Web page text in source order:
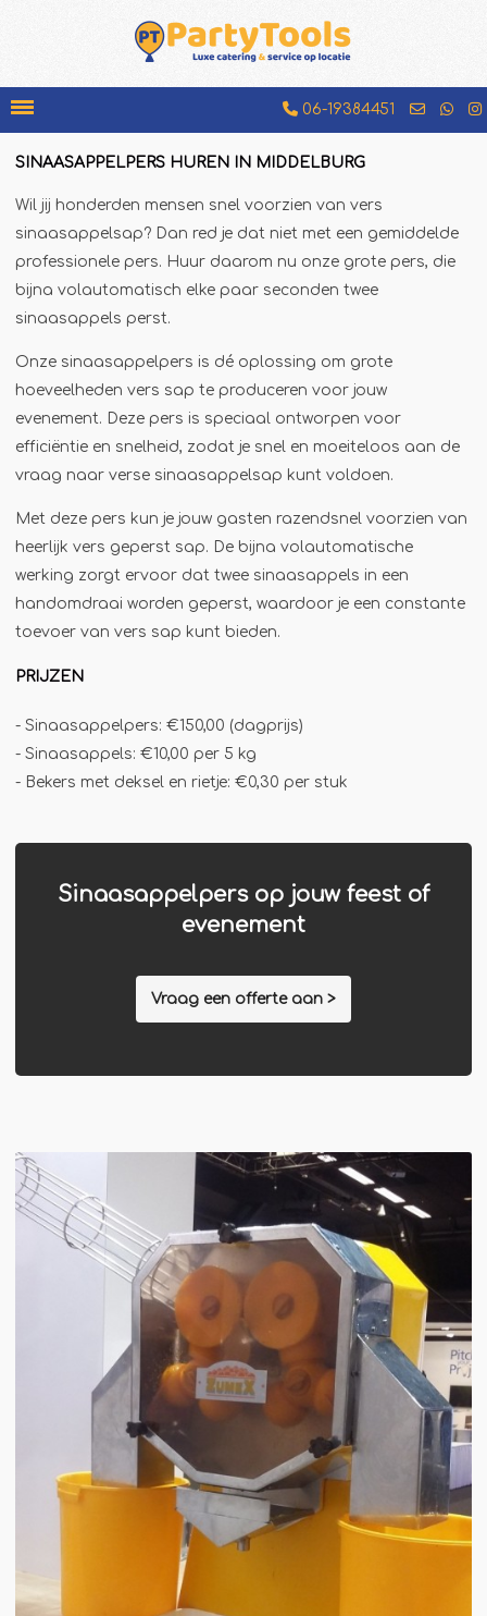
06-19384451
Chocolademelkkraam
Espressobar
Foodtruck
Glühweinkraam
Hotdogkraam
IJscokar
Jägermeister-tap
Kebabgrill
Partytrailer
Slurphut
Smoothiebar
Suikerspinmachine
SINAASAPPELPERS HUREN IN MIDDELBURG
Wil jij honderden mensen snel voorzien van vers
sinaasappelsap? Dan red je dat niet met een gemiddelde
professionele pers. Huur daarom nu onze grote pers, die
bijna volautomatisch elke paar seconden twee
sinaasappels perst.
Onze sinaasappelpers is dé oplossing om grote
hoeveelheden vers sap te produceren voor jouw
evenement. Deze pers is speciaal ontworpen voor
efficiëntie en snelheid, zodat je snel en moeiteloos aan de
vraag naar verse sinaasappelsap kunt voldoen.
Met deze pers kun je jouw gasten razendsnel voorzien van
heerlijk vers geperst sap. De bijna volautomatische
werking zorgt ervoor dat twee sinaasappels in een
handomdraai worden geperst, waardoor je een constante
toevoer van vers sap kunt bieden.
PRIJZEN
- Sinaasappelpers: €150,00 (dagprijs)
- Sinaasappels: €10,00 per 5 kg
- Bekers met deksel en rietje: €0,30 per stuk
Sinaasappelpers op jouw feest of
evenement
Vraag een offerte aan >